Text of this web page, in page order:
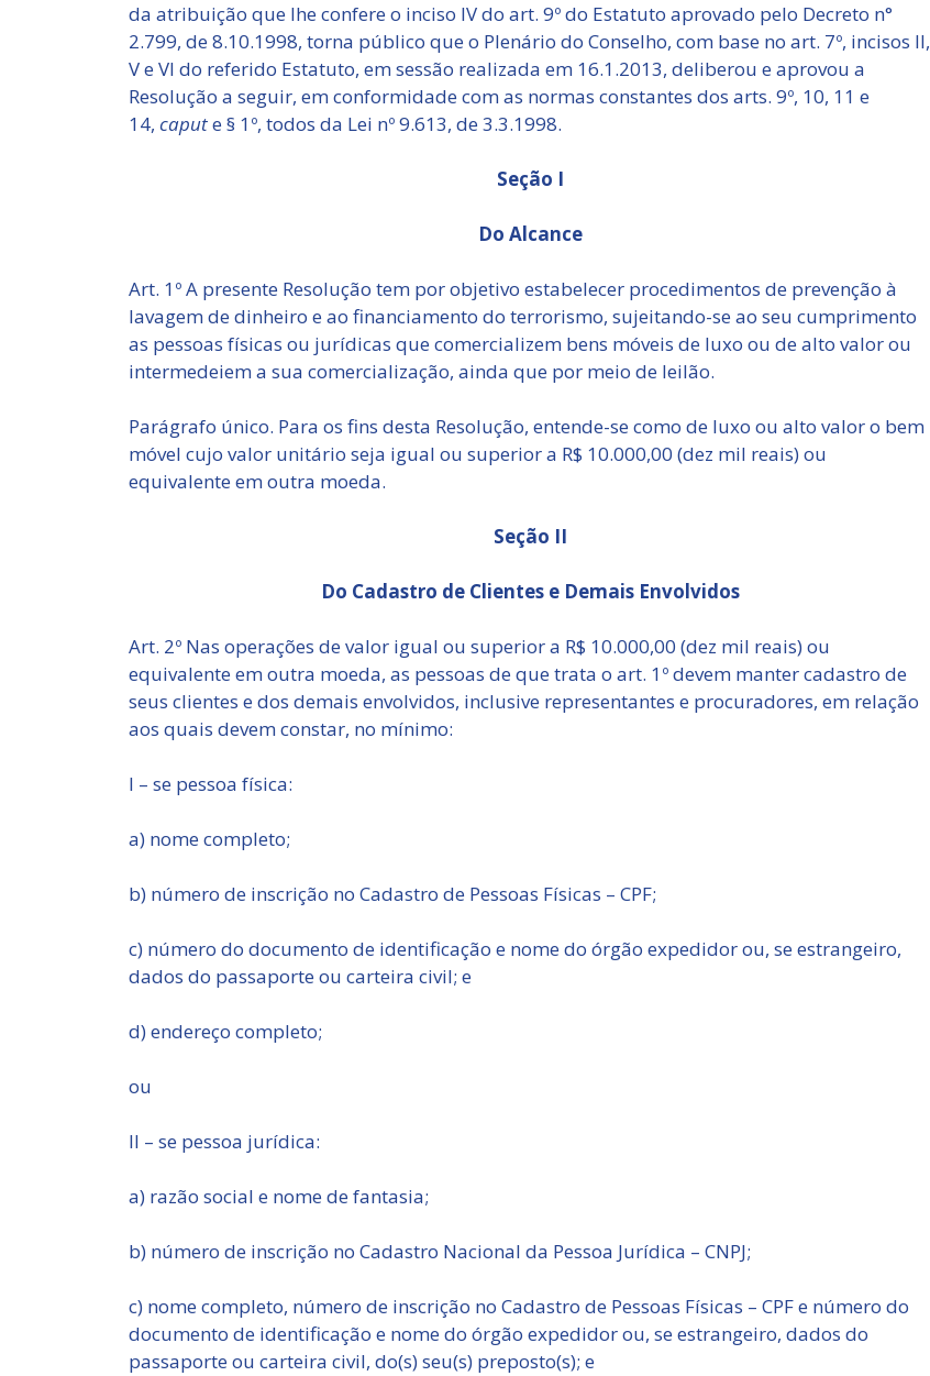
da atribuição que lhe confere o inciso IV do art. 9º do Estatuto aprovado pelo Decreto n°
2.799, de 8.10.1998, torna público que o Plenário do Conselho, com base no art. 7º, incisos II,
V e VI do referido Estatuto, em sessão realizada em 16.1.2013, deliberou e aprovou a
Resolução a seguir, em conformidade com as normas constantes dos arts. 9º, 10, 11 e
14, capute § 1º, todos da Lei nº 9.613, de 3.3.1998.
Seção I
Do Alcance
Art. 1º A presente Resolução tem por objetivo estabelecer procedimentos de prevenção à
lavagem de dinheiro e ao financiamento do terrorismo, sujeitando-se ao seu cumprimento
as pessoas físicas ou jurídicas que comercializem bens móveis de luxo ou de alto valor ou
intermedeiem a sua comercialização, ainda que por meio de leilão.
Parágrafo único. Para os fins desta Resolução, entende-se como de luxo ou alto valor o bem
móvel cujo valor unitário seja igual ou superior a R$ 10.000,00 (dez mil reais) ou
equivalente em outra moeda.
Seção II
Do Cadastro de Clientes e Demais Envolvidos
Art. 2º Nas operações de valor igual ou superior a R$ 10.000,00 (dez mil reais) ou
equivalente em outra moeda, as pessoas de que trata o art. 1º devem manter cadastro de
seus clientes e dos demais envolvidos, inclusive representantes e procuradores, em relação
aos quais devem constar, no mínimo:
I – se pessoa física:
a) nome completo;
b) número de inscrição no Cadastro de Pessoas Físicas – CPF;
c) número do documento de identificação e nome do órgão expedidor ou, se estrangeiro,
dados do passaporte ou carteira civil; e
d) endereço completo;
ou
II – se pessoa jurídica:
a) razão social e nome de fantasia;
b) número de inscrição no Cadastro Nacional da Pessoa Jurídica – CNPJ;
c) nome completo, número de inscrição no Cadastro de Pessoas Físicas – CPF e número do
documento de identificação e nome do órgão expedidor ou, se estrangeiro, dados do
passaporte ou carteira civil, do(s) seu(s) preposto(s); e